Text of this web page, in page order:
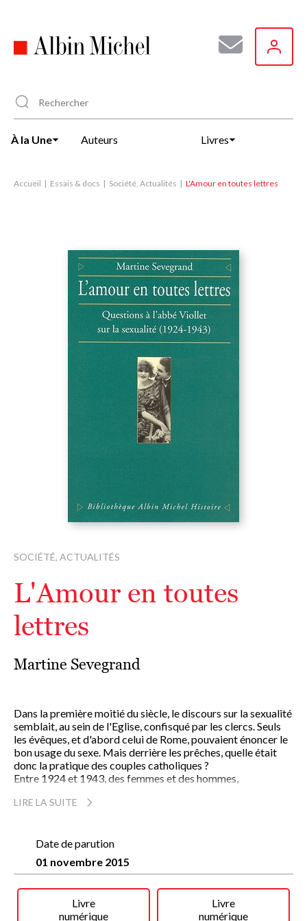
principal
À la Une Auteurs Livres
Accueil Essais & docs Société, Actualités L'Amour en toutes lettres
SOCIÉTÉ, ACTUALITÉS
L'Amour en toutes
lettres
Martine Sevegrand
Dans la première moitié du siècle, le discours sur la sexualité
semblait, au sein de l'Eglise, confisqué par les clercs. Seuls
les évêques, et d'abord celui de Rome, pouvaient énoncer le
bon usage du sexe. Mais derrière les prêches, quelle était
donc la pratique des couples catholiques ?
Entre 1924 et 1943, des femmes et des hommes,
l'Association du mariage chrétien et grand spécialiste de la
exposé le sexe catholique tel qu'il fut vécu et pensé par des
Martine Sevegrand, historienne, auteur des
ordinaires, de tous âges et de tous milieux sociaux,
reproduites intégralement. Ecrites dans une langue à la fois
LIRE LA SUITE
Date de parution
01 novembre 2015
Livre
numérique
Livre
numérique